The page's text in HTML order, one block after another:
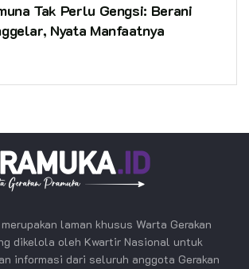
Tak Perlu Gengsi: Berani
Nyata Manfaatnya
merupakan laman khusus Warta Gerakan
dikelola oleh Kwartir Nasional untuk
informasi dari seluruh anggota Gerakan